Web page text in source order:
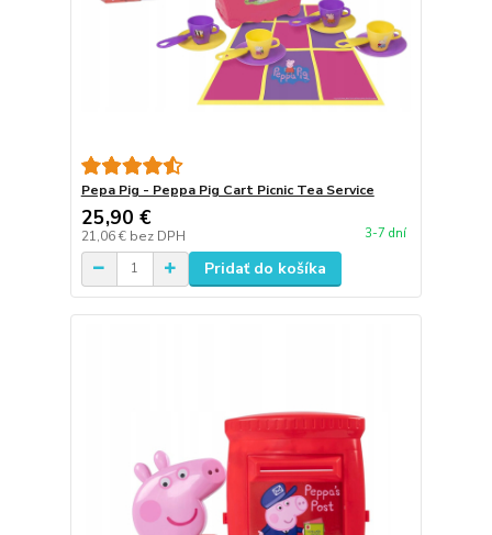
Pepa Pig - Peppa Pig Cart Picnic Tea Service
25,90 €
21,06 € bez DPH 3-7 dní
Pridať do košíka